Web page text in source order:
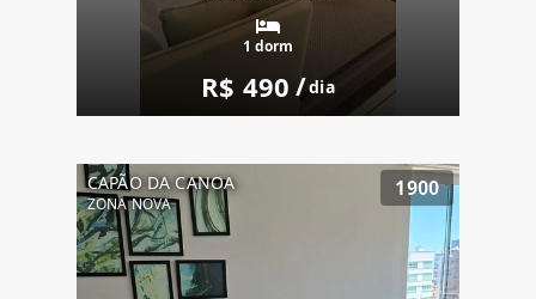
1 dorm
R$ 490 /dia
CAPÃO DA CANOA
ZONA NOVA
1900